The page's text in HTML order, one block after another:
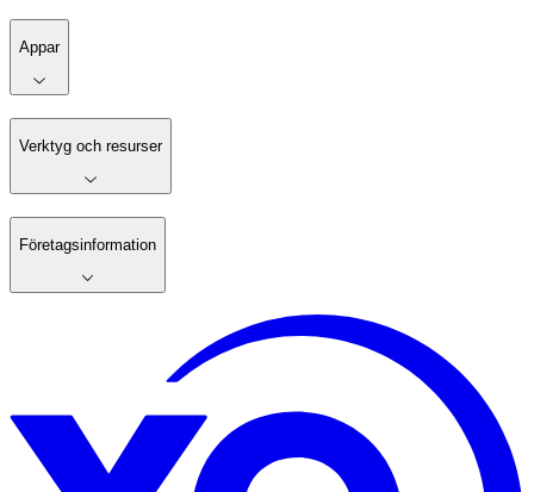
Appar
Verktyg och resurser
Företagsinformation